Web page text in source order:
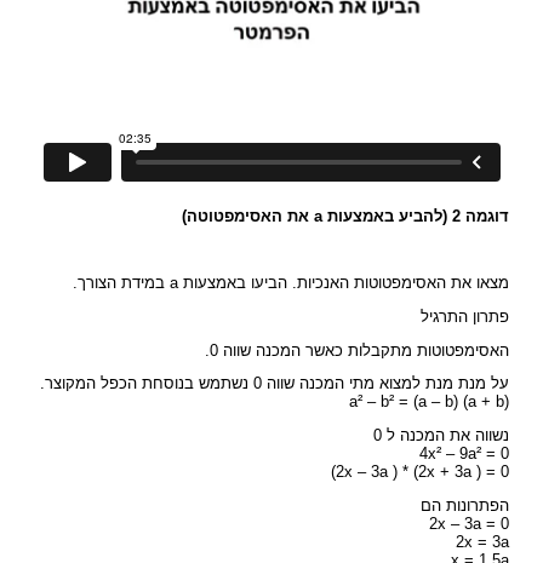
דוגמה 2 (להביע באמצעות a את האסימפטוטה)
מצאו את האסימפטוטות האנכיות. הביעו באמצעות a במידת הצורך.
פתרון התרגיל
האסימפטוטות מתקבלות כאשר המכנה שווה 0.
על מנת מנת למצוא מתי המכנה שווה 0 נשתמש בנוסחת הכפל המקוצר.
a² – b² = (a – b) (a + b)
נשווה את המכנה ל 0
4x² – 9a² = 0
(2x – 3a ) * (2x + 3a ) = 0
הפתרונות הם
2x – 3a = 0
2x = 3a